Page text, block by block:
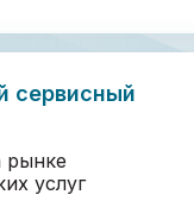
сервисный
рынке
услуг